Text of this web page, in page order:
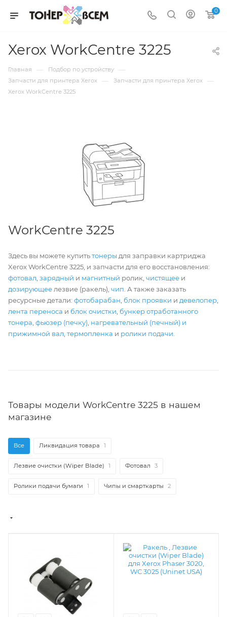
0
Xerox WorkCentre 3225
Главная — Подбор по устройству —
Запчасти для принтера Xerox — Запчасти для принтера Xerox —
Xerox WorkCentre 3225
WorkCentre 3225
Здесь вы можете купитьтонеры для заправки картриджа
Xerox WorkCentre 3225, и запчасти для его восстановления:
фотовал зарядный и магнитный ролик, чистящее и
дозирующее лезвие (ракель), чип . А также заказать
ресурсные детали: фотобарабан блок проявки и девелопер
лента переноса и блок очистки бункер отработанного
тонера фьюзер (печку) нагревательный (печный) и
прижимной вал термопленка и ролики подачи
Товары модели WorkCentre 3225 в нашем
магазине
Все Ликвидация товара 1
Лезвие очистки (Wiper Blade) 1 Фотовал 3
Ролики подачи бумаги 1 Чипы и смарткарты 2